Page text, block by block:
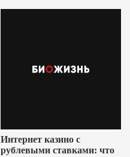
Интернет казино с
рублевыми ставками: что